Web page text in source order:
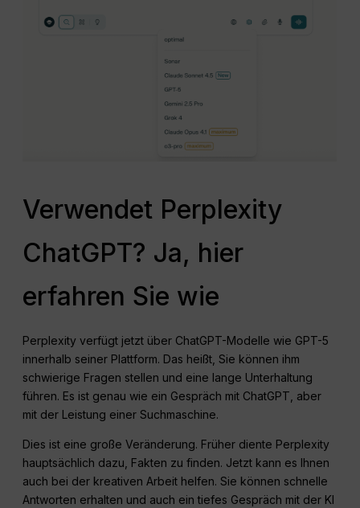
Verwendet Perplexity
ChatGPT? Ja, hier
erfahren Sie wie
Perplexity verfügt jetzt über ChatGPT-Modelle wie GPT-5
innerhalb seiner Plattform. Das heißt, Sie können ihm
schwierige Fragen stellen und eine lange Unterhaltung
führen. Es ist genau wie ein Gespräch mit ChatGPT, aber
mit der Leistung einer Suchmaschine.
Dies ist eine große Veränderung. Früher diente Perplexity
hauptsächlich dazu, Fakten zu finden. Jetzt kann es Ihnen
auch bei der kreativen Arbeit helfen. Sie können schnelle
Antworten erhalten und auch ein tiefes Gespräch mit der KI